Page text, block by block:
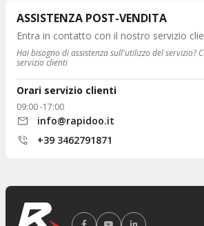
ASSISTENZA POST-VENDITA
Entra in contatto con il nostro servizio
Hai bisogno di assistenza sull'utilizzo del servizio?
servizio clienti
Orari servizio clienti
09:00 -17:00
info@rapidoo.it
+39 3462791871